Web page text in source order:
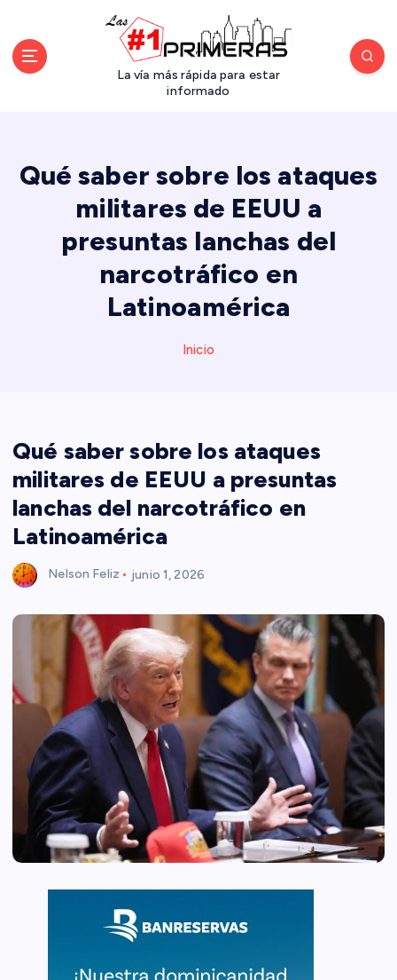
La vía más rápida para estar
informado
Qué saber sobre los ataques
militares de EEUU a
presuntas lanchas del
narcotráfico en
Latinoamérica
Inicio
Qué saber sobre los ataques
militares de EEUU a presuntas
lanchas del narcotráfico en
Latinoamérica
Nelson Feliz junio 1, 2026